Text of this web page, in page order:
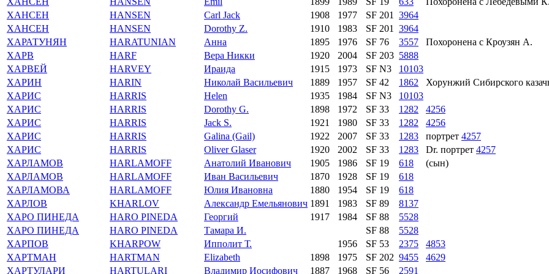
ХАНСЕН
HANSEN Carl Jack 1908 1977 SF 201
3964
ХАНСЕН
HANSEN Dorothy Z. 1910 1983 SF 201
3964
ХАРАТУНЯН
HARATUNIAN Анна 1895 1976 SF 76 3557
Похоронена с Кроузян А.
ХАРВ
HARF Вера Никки 1920 2004 SF 203 5888
ХАРВЕЙ
HARVEY Ираида 1915 1973 SF N3
10103
ХАРИН
HARIN Николай Васильевич 1889 1957 SF 42 1862
Хорунжий Сибирского
ХАРИС
HARRIS Helen 1935 1984 SF N3
10103
ХАРИС
HARRIS Dorothy G. 1898 1972 SF 33 1282
4256
ХАРИС
HARRIS Jack S. 1921 1980 SF 33 1282
4256
ХАРИС
HARRIS Galina (Gail) 1922 2007 SF 33 1283 портрет 4257
ХАРИС
HARRIS Oliver Glaser 1920 2002 SF 33 1283 Dr. портрет 4257
ХАРЛАМОВ
HARLAMOFF Анатолий Иванович 1905 1986 SF 19 618
(сын)
ХАРЛАМОВ
HARLAMOFF Иван Васильевич 1870 1928 SF 19
618
ХАРЛАМОВА
HARLAMOFF Юлия Ивановна 1880 1954 SF 19
618
ХАРЛОВ
KHARLOV Александр Емельянович 1891 1983 SF 89
8137
ХАРО ПИНЕДА
HARO PINEDA Георгий 1917 1984 SF 88
5528
ХАРО ПИНЕДА
HARO PINEDA Тамара И. SF 88
5528
ХАРПОВ
KHARPOW Ипполит Т. 1956 SF 53 2375
4853
ХАРТМАН
HARTMAN Elizabeth 1898 1975 SF 202 9455
4629
ХАРТУЛАРИ
HARTULARI Владимир Иосифович 1887 1968 SF 56 2591